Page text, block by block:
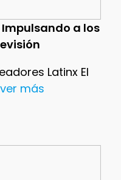
a los
Latinx El
más